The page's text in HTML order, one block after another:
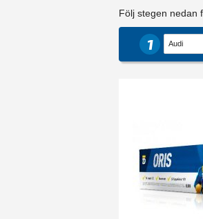
Följ stegen nedan
1